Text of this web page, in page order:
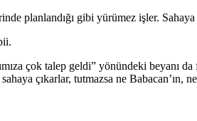
planlandığı gibi yürümez işler.
çok talep geldi” yönündeki
sahaya çıkarlar, tutmazsa ne